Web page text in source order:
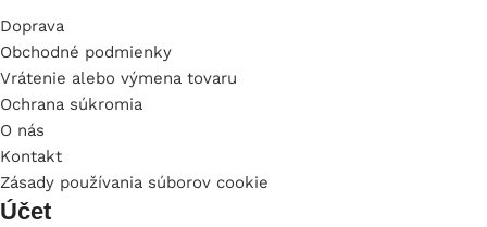
Doprava
Obchodné podmienky
Vrátenie alebo výmena tovaru
Ochrana súkromia
O nás
Kontakt
Zásady používania súborov cookie
Účet